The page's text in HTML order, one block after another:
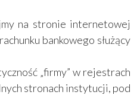
na stronie internetowej
bankowego służący
„firmy” w rejestrach
stronach instytucji, pod